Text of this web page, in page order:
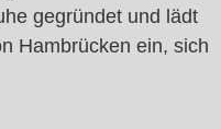
gegründet und lädt
Hambrücken ein, sich